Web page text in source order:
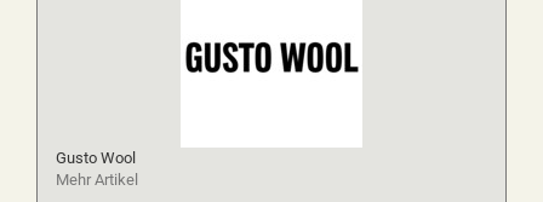
Gusto Wool
Mehr Artikel